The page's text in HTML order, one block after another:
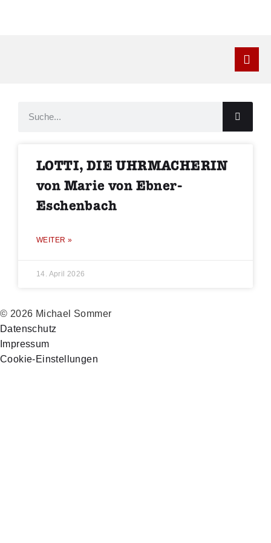
LOTTI, DIE UHRMACHERIN
von Marie von Ebner-
Eschenbach
WEITER »
14. April 2026
© 2026 Michael Sommer
Datenschutz
Impressum
Cookie-Einstellungen